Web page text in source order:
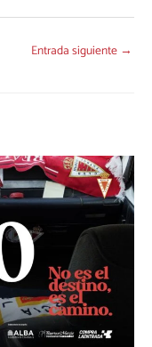
Entrada siguiente →